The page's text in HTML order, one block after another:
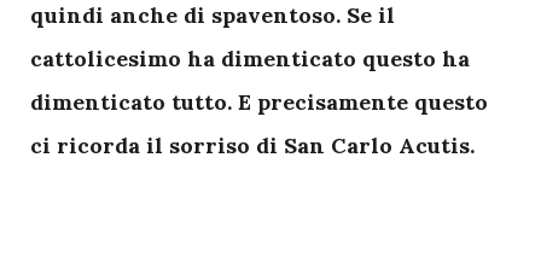
quindi anche di spaventoso. Se il
cattolicesimo ha dimenticato questo ha
dimenticato tutto. E precisamente questo
ci ricorda il sorriso di San Carlo Acutis.